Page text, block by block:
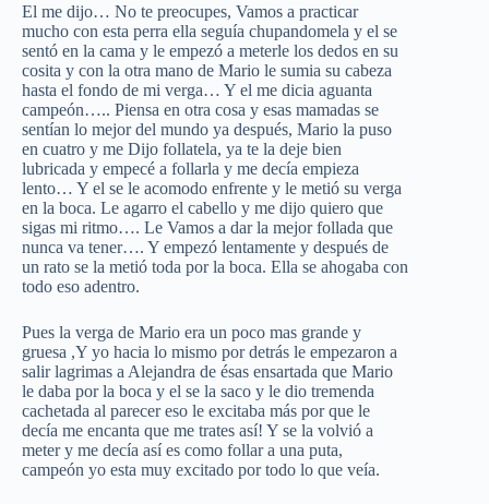
El me dijo… No te preocupes, Vamos a practicar
mucho con esta perra ella seguía chupandomela y el se
sentó en la cama y le empezó a meterle los dedos en su
cosita y con la otra mano de Mario le sumia su cabeza
hasta el fondo de mi verga… Y el me dicia aguanta
campeón….. Piensa en otra cosa y esas mamadas se
sentían lo mejor del mundo ya después, Mario la puso
en cuatro y me Dijo follatela, ya te la deje bien
lubricada y empecé a follarla y me decía empieza
lento… Y el se le acomodo enfrente y le metió su verga
en la boca. Le agarro el cabello y me dijo quiero que
sigas mi ritmo…. Le Vamos a dar la mejor follada que
nunca va tener…. Y empezó lentamente y después de
un rato se la metió toda por la boca. Ella se ahogaba con
todo eso adentro.
Pues la verga de Mario era un poco mas grande y
gruesa ,Y yo hacia lo mismo por detrás le empezaron a
salir lagrimas a Alejandra de ésas ensartada que Mario
le daba por la boca y el se la saco y le dio tremenda
cachetada al parecer eso le excitaba más por que le
decía me encanta que me trates así! Y se la volvió a
meter y me decía así es como follar a una puta,
campeón yo esta muy excitado por todo lo que veía.